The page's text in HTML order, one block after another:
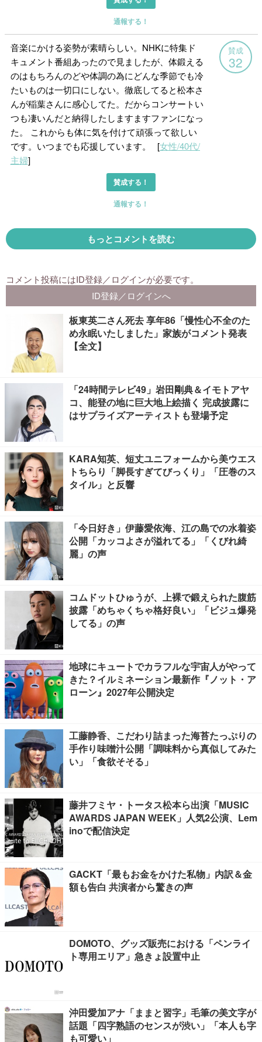
板東英二さん死去 享年86「慢性心不全のた
め永眠いたしました」家族がコメント発表
【全文】
「24時間テレビ49」岩田剛典＆イモトアヤ
コ、能登の地に巨大地上絵描く 完成披露に
はサプライズアーティストも登場予定
KARA知英、短丈ユニフォームから美ウエス
トちらり「脚長すぎてびっくり」「圧巻のス
タイル」と反響
「今日好き」伊藤愛依海、江の島での水着姿
公開「カッコよさが溢れてる」「くびれ綺
麗」の声
コムドットひゅうが、上裸で鍛えられた腹筋
披露「めちゃくちゃ格好良い」「ビジュ爆発
してる」の声
地球にキュートでカラフルな宇宙人がやって
きた？イルミネーション最新作『ノット・ア
ローン』2027年公開決定
工藤静香、こだわり詰まった海苔たっぷりの
手作り味噌汁公開「調味料から真似してみた
い」「食欲そそる」
藤井フミヤ・トータス松本ら出演「MUSIC
AWARDS JAPAN WEEK」人気2公演、Lem
inoで配信決定
GACKT「最もお金をかけた私物」内訳＆金
額も告白 共演者から驚きの声
DOMOTO、グッズ販売における「ペンライ
ト専用エリア」急きょ設置中止
沖田愛加アナ「ままと習字」毛筆の美文字が
話題「四字熟語のセンスが渋い」「本人も字
も可愛い」